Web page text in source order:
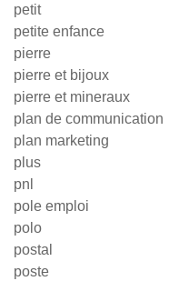
petit
petite enfance
pierre
pierre et bijoux
pierre et mineraux
plan de communication
plan marketing
plus
pnl
pole emploi
polo
postal
poste